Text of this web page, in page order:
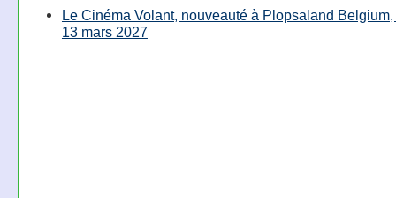
Le Cinéma Volant, nouveauté à Plopsaland
13 mars 2027